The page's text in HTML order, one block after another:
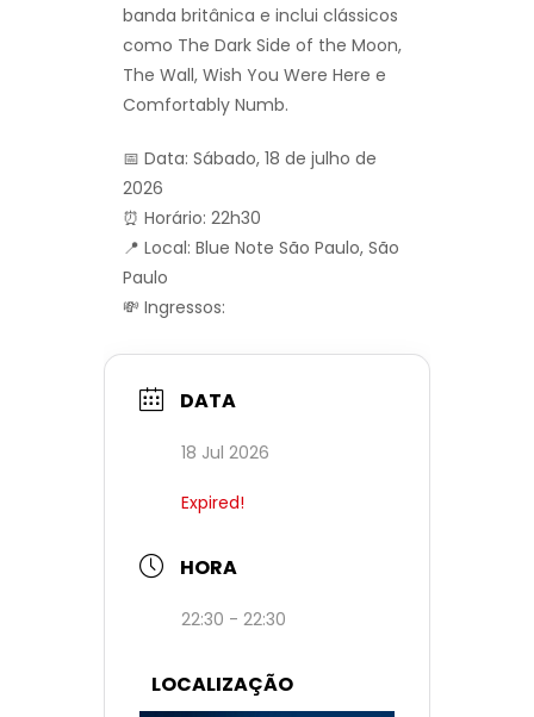
banda britânica e inclui clássicos
como The Dark Side of the Moon,
The Wall, Wish You Were Here e
Comfortably Numb.
📅 Data: Sábado, 18 de julho de
2026
⏰ Horário: 22h30
📍 Local: Blue Note São Paulo, São
Paulo
💸 Ingressos:
DATA
18 Jul 2026
Expired!
HORA
22:30 - 22:30
LOCALIZAÇÃO